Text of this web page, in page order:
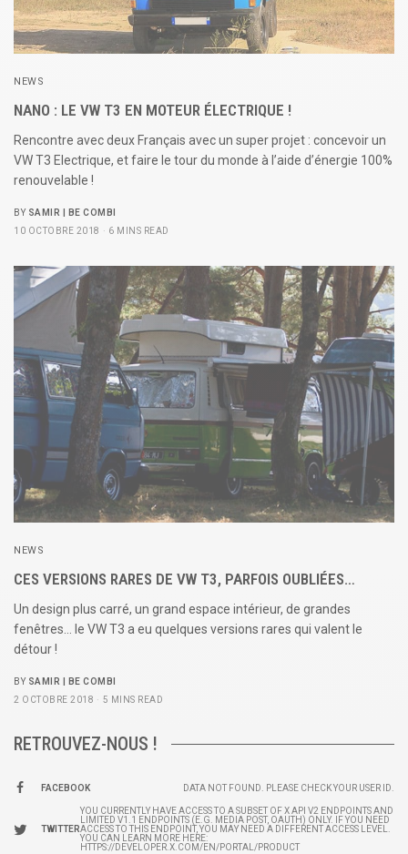
NEWS
NANO : LE VW T3 EN MOTEUR ÉLECTRIQUE !
Rencontre avec deux Français avec un super projet : concevoir un
VW T3 Electrique, et faire le tour du monde à l’aide d’énergie 100%
renouvelable !
BY SAMIR | BE COMBI
10 OCTOBRE 2018
6 MINS READ
NEWS
CES VERSIONS RARES DE VW T3, PARFOIS OUBLIÉES…
Un design plus carré, un grand espace intérieur, de grandes
fenêtres… le VW T3 a eu quelques versions rares qui valent le
détour !
BY SAMIR | BE COMBI
2 OCTOBRE 2018
5 MINS READ
RETROUVEZ-NOUS !
FACEBOOK DATA NOT FOUND. PLEASE CHECK YOUR USER ID.
TWITTER
YOU CURRENTLY HAVE ACCESS TO A SUBSET OF X API V2 ENDPOINTS AND
LIMITED V1.1 ENDPOINTS (E.G. MEDIA POST, OAUTH) ONLY. IF YOU NEED
ACCESS TO THIS ENDPOINT, YOU MAY NEED A DIFFERENT ACCESS LEVEL.
YOU CAN LEARN MORE HERE:
HTTPS://DEVELOPER.X.COM/EN/PORTAL/PRODUCT